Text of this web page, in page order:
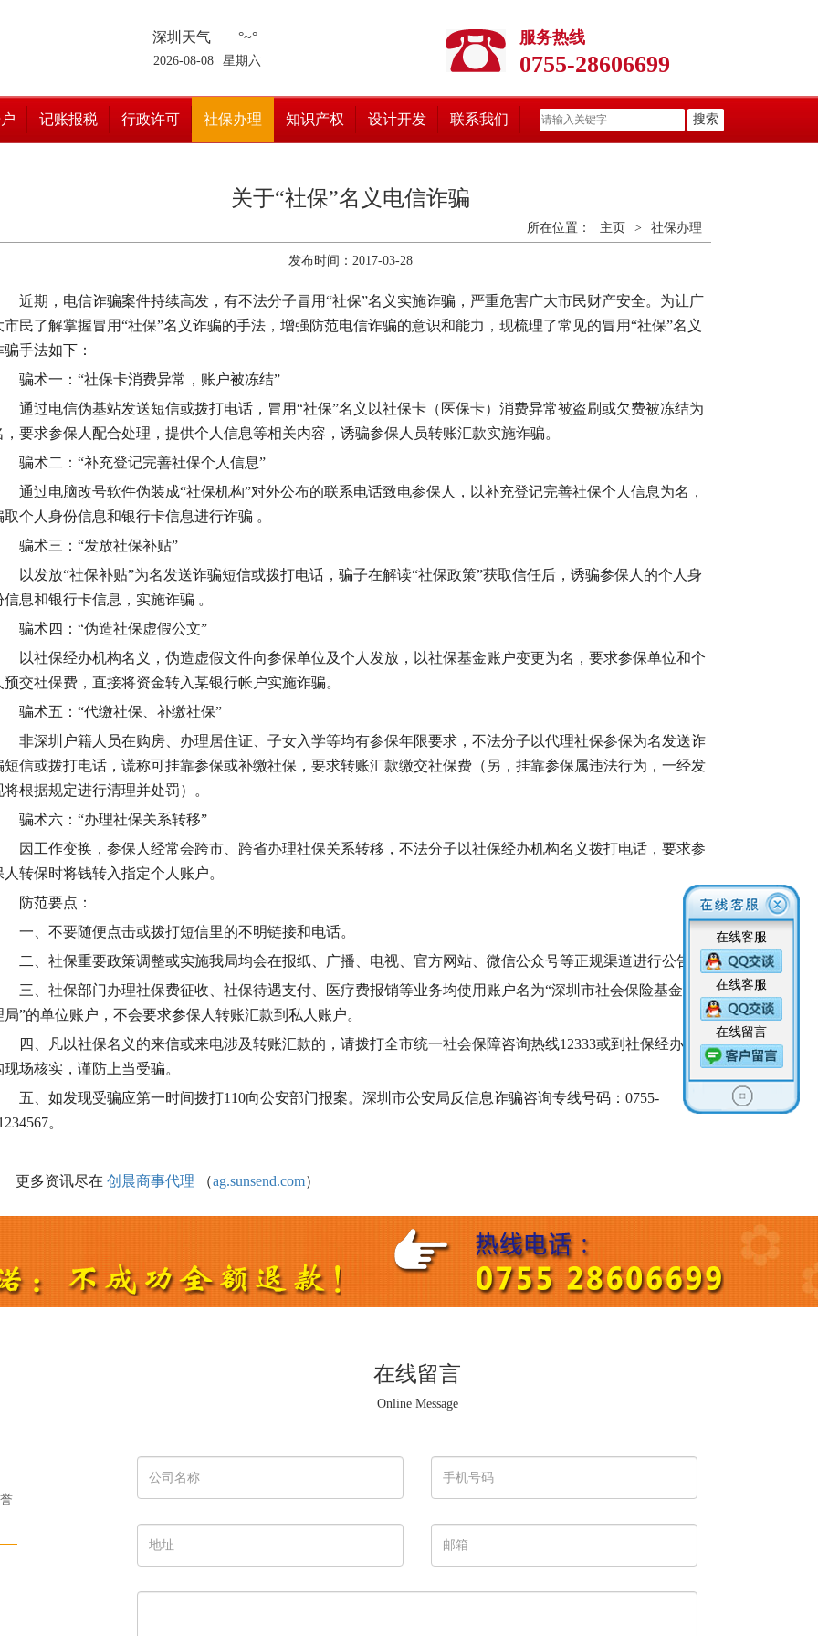
深圳天气 °~°
2026-08-08 星期六
服务热线
0755-28606699
记账报税 行政许可 社保办理 知识产权 设计开发 联系我们 搜索
关于“社保”名义电信诈骗
所在位置： 主页 > 社保办理
发布时间：2017-03-28
期，电信诈骗案件持续高发，有不法分子冒用“社保”名义实施诈骗，严重危害广大市民财产安全。为让广
市民了解掌握冒用“社保”名义诈骗的手法，增强防范电信诈骗的意识和能力，现梳理了常见的冒用“社保”名义
骗手法如下：
术一：“社保卡消费异常，账户被冻结”
过电信伪基站发送短信或拨打电话，冒用“社保”名义以社保卡（医保卡）消费异常被盗刷或欠费被冻结为
，要求参保人配合处理，提供个人信息等相关内容，诱骗参保人员转账汇款实施诈骗。
术二：“补充登记完善社保个人信息”
过电脑改号软件伪装成“社保机构”对外公布的联系电话致电参保人，以补充登记完善社保个人信息为名，
取个人身份信息和银行卡信息进行诈骗 。
术三：“发放社保补贴”
发放“社保补贴”为名发送诈骗短信或拨打电话，骗子在解读“社保政策”获取信任后，诱骗参保人的个人身
信息和银行卡信息，实施诈骗 。
术四：“伪造社保虚假公文”
社保经办机构名义，伪造虚假文件向参保单位及个人发放，以社保基金账户变更为名，要求参保单位和个
预交社保费，直接将资金转入某银行帐户实施诈骗。
术五：“代缴社保、补缴社保”
深圳户籍人员在购房、办理居住证、子女入学等均有参保年限要求，不法分子以代理社保参保为名发送诈
短信或拨打电话，谎称可挂靠参保或补缴社保，要求转账汇款缴交社保费（另，挂靠参保属违法行为，一经发
将根据规定进行清理并处罚）。
术六：“办理社保关系转移”
工作变换，参保人经常会跨市、跨省办理社保关系转移，不法分子以社保经办机构名义拨打电话，要求参
人转保时将钱转入指定个人账户。
范要点：
、不要随便点击或拨打短信里的不明链接和电话。
、社保重要政策调整或实施我局均会在报纸、广播、电视、官方网站、微信公众号等正规渠道进行公告。
、社保部门办理社保费征收、社保待遇支付、医疗费报销等业务均使用账户名为“深圳市社会保险基金管
局”的单位账户，不会要求参保人转账汇款到私人账户。
、凡以社保名义的来信或来电涉及转账汇款的，请拨打全市统一社会保障咨询热线12333或到社保经办机
现场核实，谨防上当受骗。
、如发现受骗应第一时间拨打110向公安部门报案。深圳市公安局反信息诈骗咨询专线号码：0755-
。
多资讯尽在 创晨商事代理 （ag.sunsend.com）
在线留言
Online Message
在线客服
在线客服
在线留言